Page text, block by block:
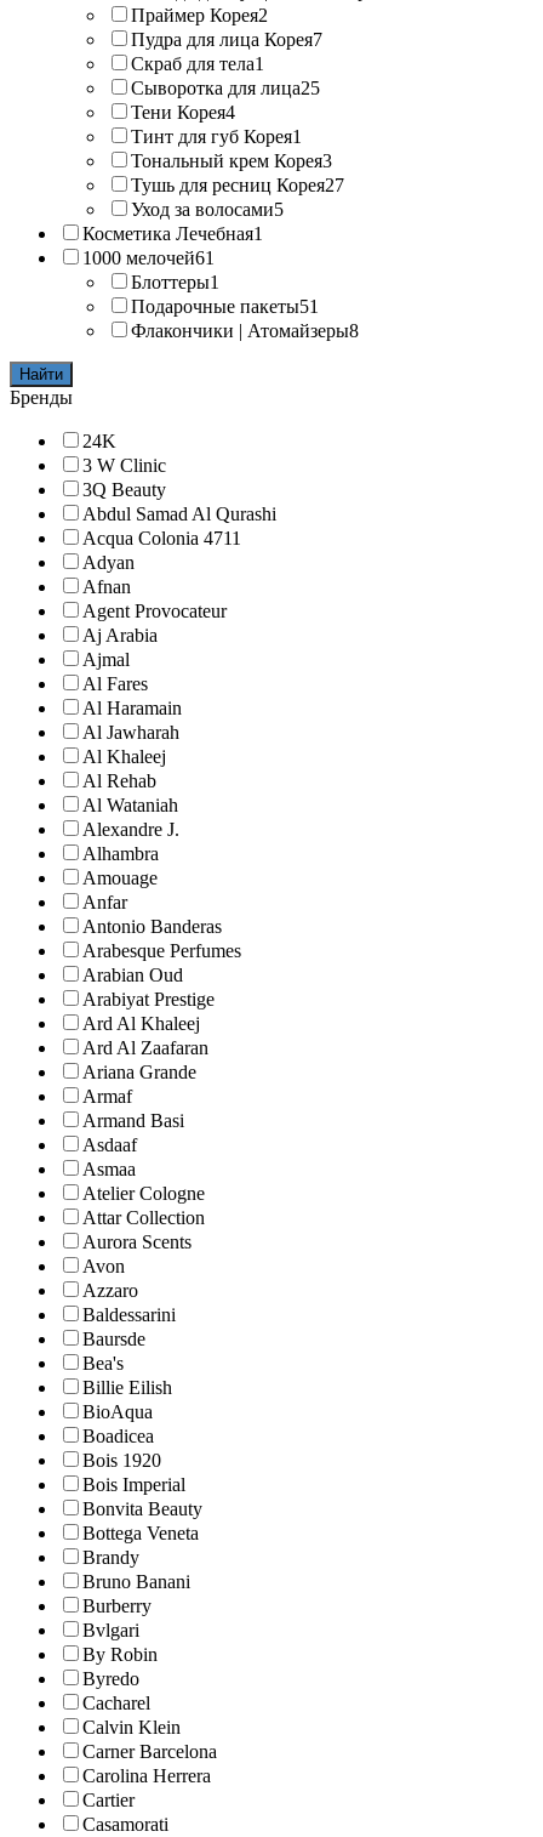
Праймер Корея2
Пудра для лица Корея7
Скраб для тела1
Сыворотка для лица25
Тени Корея4
Тинт для губ Корея1
Тональный крем Корея3
Тушь для ресниц Корея27
Уход за волосами5
Косметика Лечебная1
1000 мелочей61
Блоттеры1
Подарочные пакеты51
Флакончики | Атомайзеры8
Найти
Бренды
24K
3 W Clinic
3Q Beauty
Abdul Samad Al Qurashi
Acqua Colonia 4711
Adyan
Afnan
Agent Provocateur
Aj Arabia
Ajmal
Al Fares
Al Haramain
Al Jawharah
Al Khaleej
Al Rehab
Al Wataniah
Alexandre J.
Alhambra
Amouage
Anfar
Antonio Banderas
Arabesque Perfumes
Arabian Oud
Arabiyat Prestige
Ard Al Khaleej
Ard Al Zaafaran
Ariana Grande
Armaf
Armand Basi
Asdaaf
Asmaa
Atelier Cologne
Attar Collection
Aurora Scents
Avon
Azzaro
Baldessarini
Baursde
Bea's
Billie Eilish
BioAqua
Boadicea
Bois 1920
Bois Imperial
Bonvita Beauty
Bottega Veneta
Brandy
Bruno Banani
Burberry
Bvlgari
By Robin
Byredo
Cacharel
Calvin Klein
Carner Barcelona
Carolina Herrera
Cartier
Casamorati